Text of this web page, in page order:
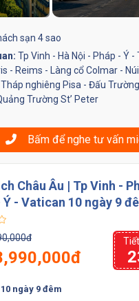
sạn 4 sao
Tp Vinh - Hà Nội - Pháp - Ý -
- Reims - Làng cổ Colmar -
nghiêng Pisa - Đấu
Trường St’ Peter
Bấm để nghe tư vấn
Châu Âu | Tp Vinh -
Ý - Vatican 10 ngày 9
10 ngày 9 đêm